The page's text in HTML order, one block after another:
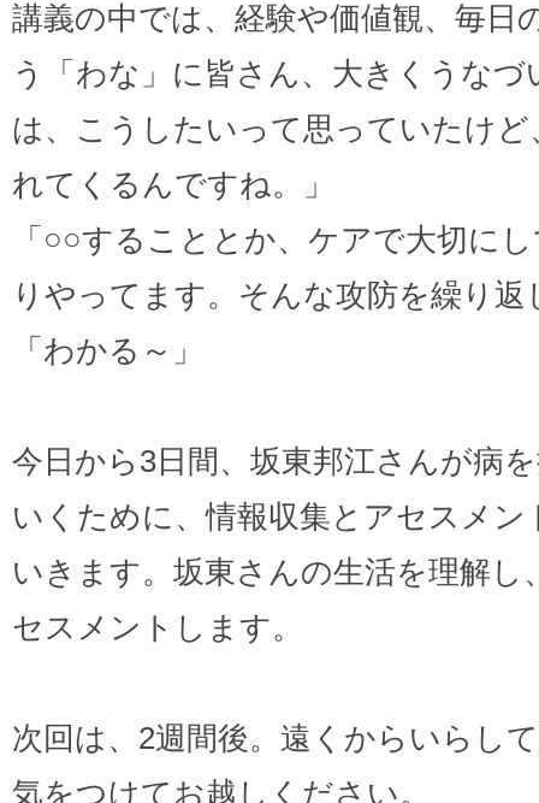
講義の中では、経験や価値観、毎日
う「わな」に皆さん、大きくうな
は、こうしたいって思っていたけ
れてくるんですね。」
「○○することとか、ケアで大切に
りやってます。そんな攻防を繰り
「わかる～」
今日から3日間、坂東邦江さんが病
いくために、情報収集とアセスメ
いきます。坂東さんの生活を理解し
セスメントします。
次回は、2週間後。遠くからいらし
気をつけてお越しください。